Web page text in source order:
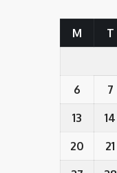
M T
6 7
13 14
20 21